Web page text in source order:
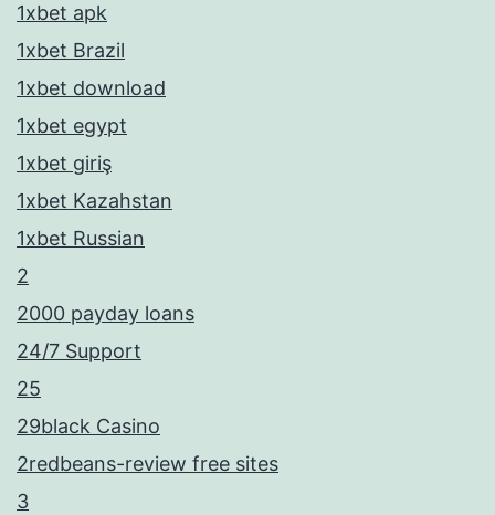
1xbet apk
1xbet Brazil
1xbet download
1xbet egypt
1xbet giriş
1xbet Kazahstan
1xbet Russian
2
2000 payday loans
24/7 Support
25
29black Casino
2redbeans-review free sites
3